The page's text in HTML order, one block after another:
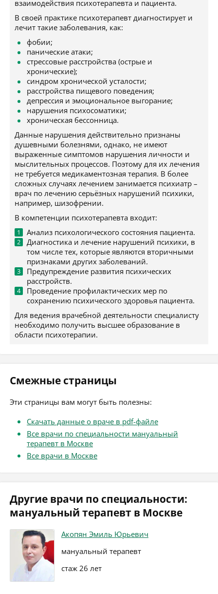
взаимодействия психотерапевта и пациента.
В своей практике психотерапевт диагностирует и
лечит такие заболевания, как:
фобии;
панические атаки;
стрессовые расстройства (острые и
хронические);
синдром хронической усталости;
расстройства пищевого поведения;
депрессия и эмоциональное выгорание;
нарушения психосоматики;
хроническая бессонница.
Данные нарушения действительно признаны
душевными болезнями, однако, не имеют
выраженные симптомов нарушения личности и
мыслительных процессов. Поэтому для их лечения
не требуется медикаментозная терапия. В более
сложных случаях лечением занимается психиатр –
врач по лечению серьёзных нарушений психики,
например, шизофрении.
В компетенции психотерапевта входит:
Анализ психологического состояния пациента.
Диагностика и лечение нарушений психики, в
том числе тех, которые являются вторичными
признаками других заболеваний.
Предупреждение развития психических
расстройств.
Проведение профилактических мер по
сохранению психического здоровья пациента.
Для ведения врачебной деятельности специалисту
необходимо получить высшее образование в
области психотерапии.
Смежные страницы
Эти страницы вам могут быть полезны:
Скачать данные о враче в pdf-файле
Все врачи по специальности мануальный
терапевт в Москве
Все врачи в Москве
Другие врачи по специальности:
мануальный терапевт в Москве
Акопян Эмиль Юрьевич
мануальный терапевт
стаж 26 лет